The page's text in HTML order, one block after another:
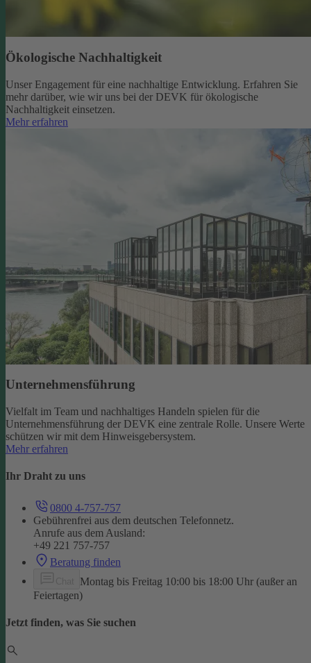
Ökologische Nachhaltigkeit
Unser Engagement für eine nachhaltige Entwicklung. Erfahren Sie
mehr darüber, wie wir uns bei der DEVK für ökologische
Nachhaltigkeit einsetzen.
Mehr erfahren
Unternehmensführung
Vielfalt im Team und nachhaltiges Handeln spielen für die
Unternehmensführung der DEVK eine zentrale Rolle. Unsere Werte
schützen wir mit dem Hinweisgebersystem.
Mehr erfahren
Ihr Draht zu uns
0800 4-757-757
Gebührenfrei aus dem deutschen Telefonnetz.
Anrufe aus dem Ausland:
+49 221 757-757
Beratung finden
Montag bis Freitag 10:00 bis 18:00 Uhr (außer an
Feiertagen)
Jetzt finden, was Sie suchen